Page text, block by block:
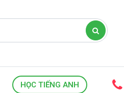
HỌC TIẾNG ANH